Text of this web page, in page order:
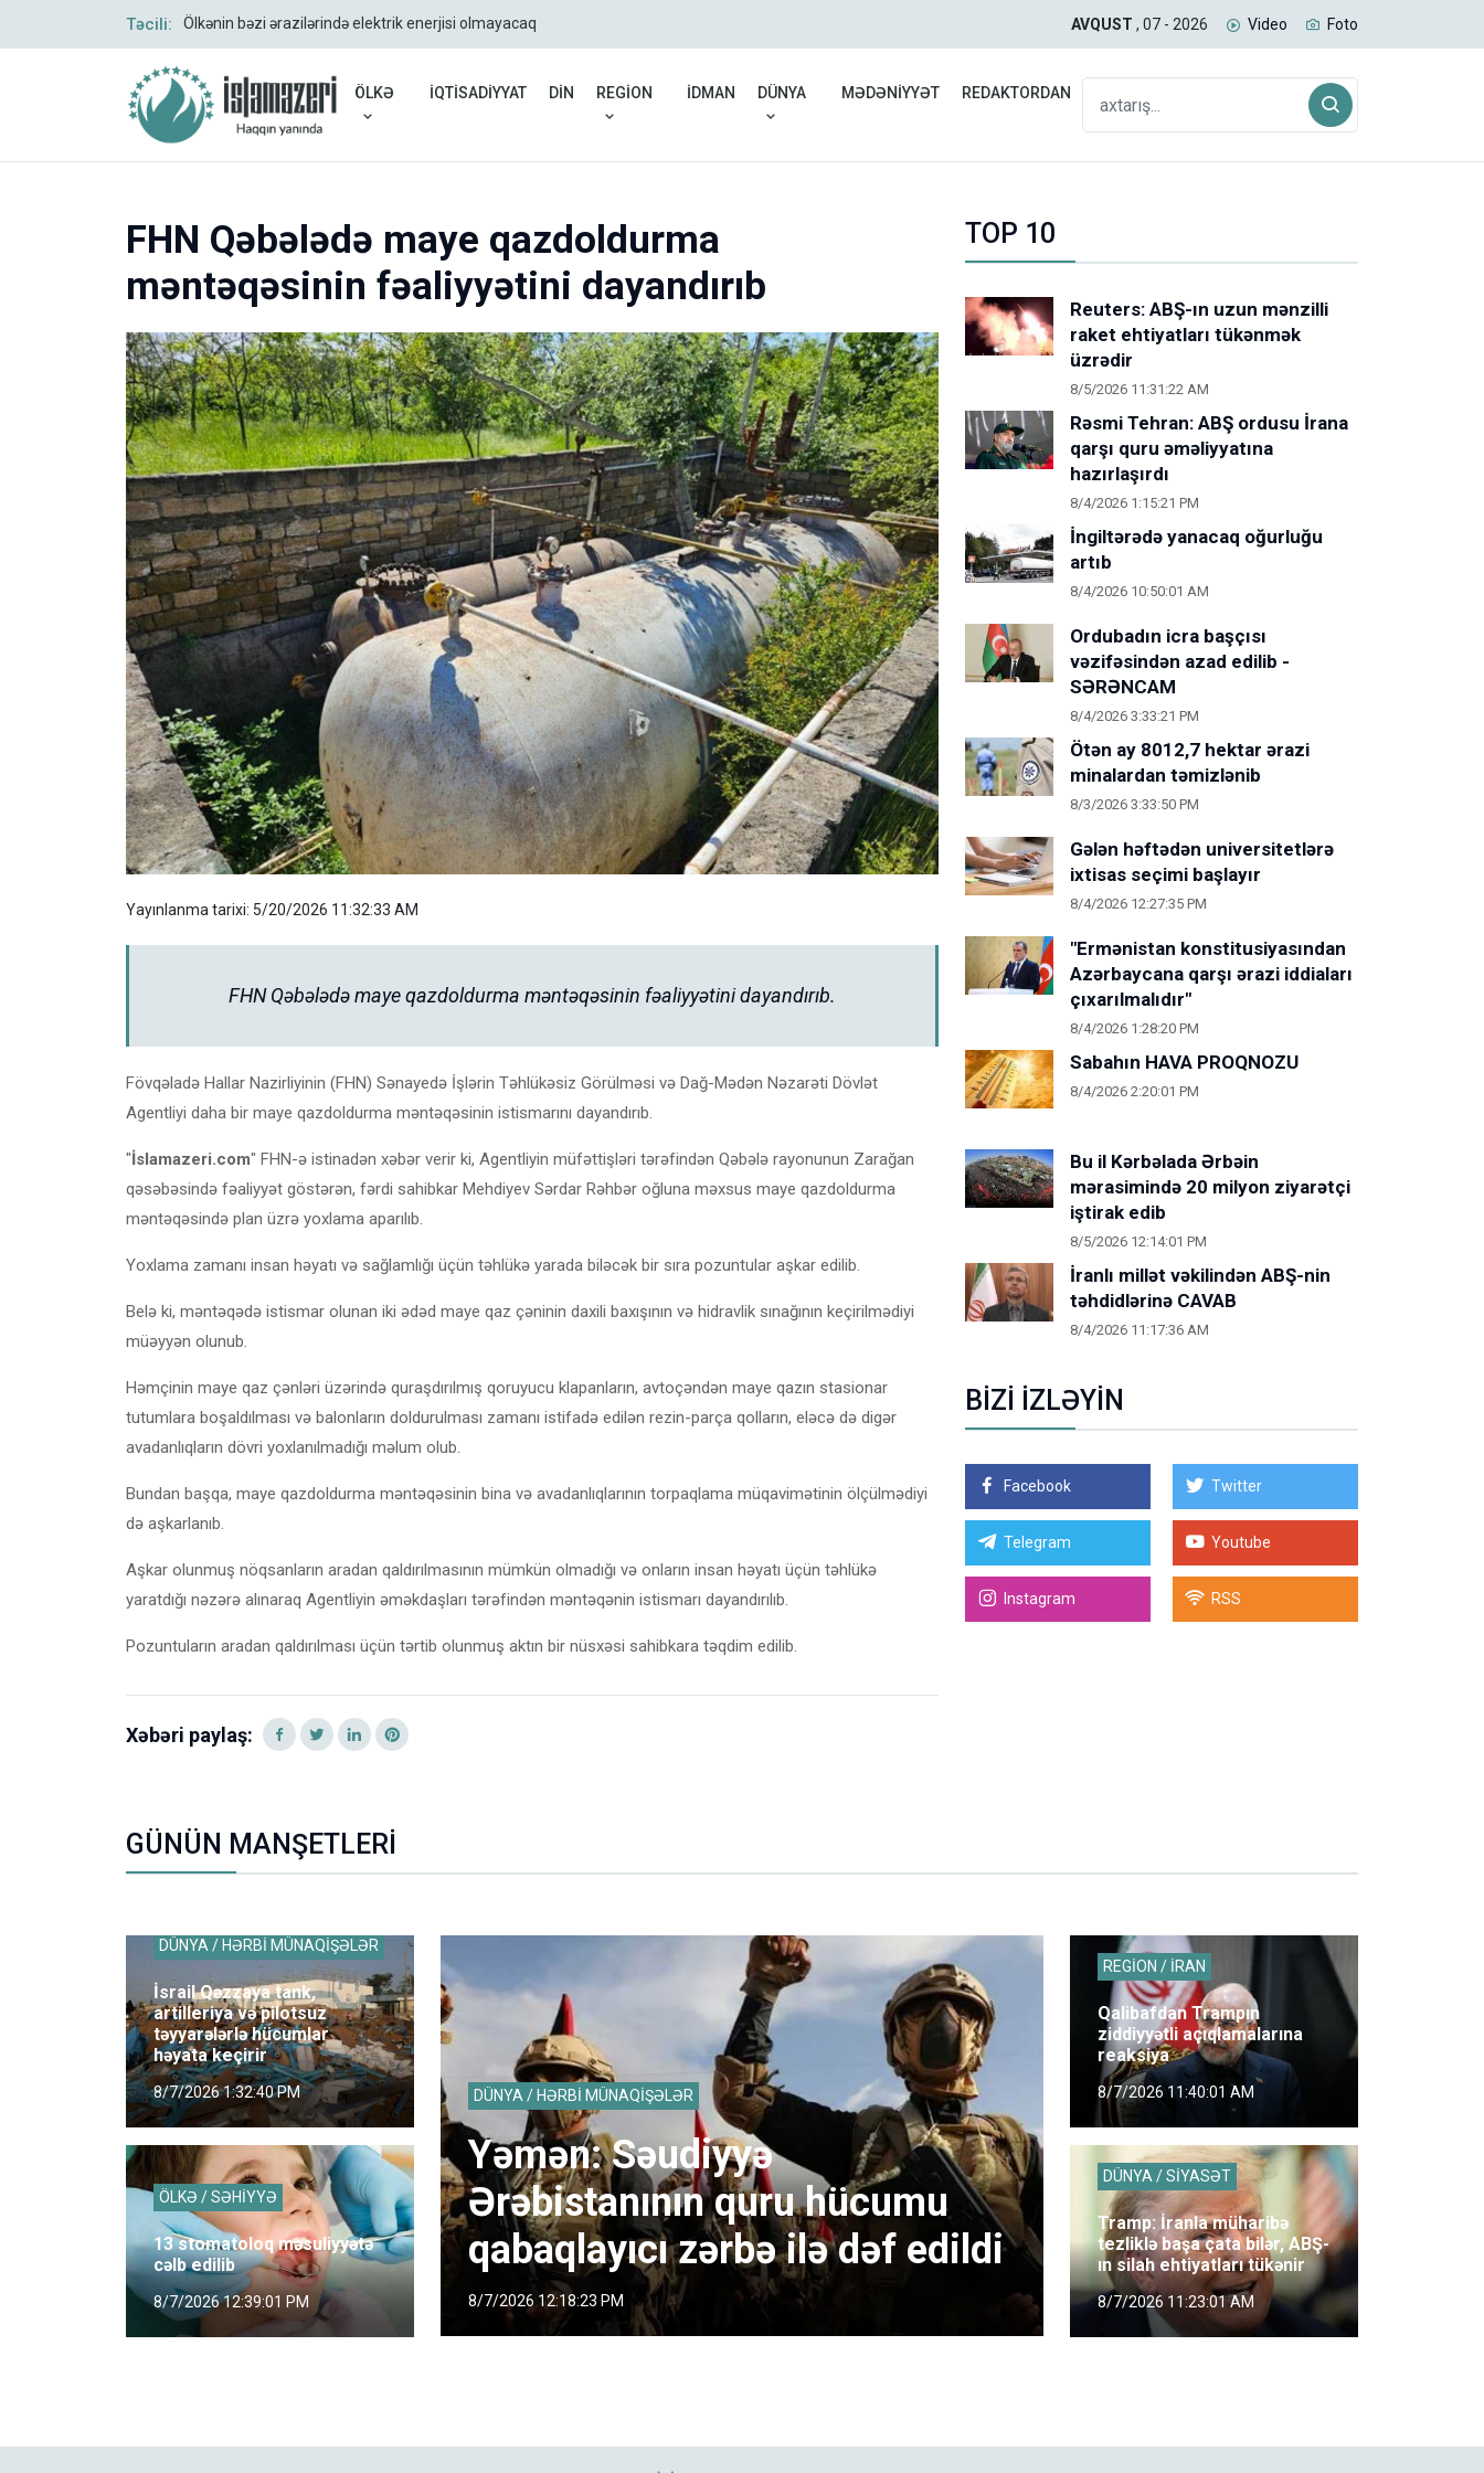
Təcili: Ölkənin bəzi ərazilərində elektrik enerjisi olmayacaq 13 stomatoloq məsuliyyətə cəlb edilibAVQUST , 07 - 2026 Video Foto
ÖLKƏ İQTİSADİYYAT DİN REGİON İDMAN DÜNYA MƏDƏNİYYƏT REDAKTORDAN
FHN Qəbələdə maye qazdoldurma
məntəqəsinin fəaliyyətini dayandırıb
Yayınlanma tarixi: 5/20/2026 11:32:33 AM
FHN Qəbələdə maye qazdoldurma məntəqəsinin fəaliyyətini dayandırıb.
Fövqəladə Hallar Nazirliyinin (FHN) Sənayedə İşlərin Təhlükəsiz Görülməsi və Dağ-Mədən Nəzarəti Dövlət
Agentliyi daha bir maye qazdoldurma məntəqəsinin istismarını dayandırıb.
"İslamazeri.com" FHN-ə istinadən xəbər verir ki, Agentliyin müfəttişləri tərəfindən Qəbələ rayonunun Zarağan
qəsəbəsində fəaliyyət göstərən, fərdi sahibkar Mehdiyev Sərdar Rəhbər oğluna məxsus maye qazdoldurma
məntəqəsində plan üzrə yoxlama aparılıb.
Yoxlama zamanı insan həyatı və sağlamlığı üçün təhlükə yarada biləcək bir sıra pozuntular aşkar edilib.
Belə ki, məntəqədə istismar olunan iki ədəd maye qaz çəninin daxili baxışının və hidravlik sınağının keçirilmədiyi
müəyyən olunub.
Həmçinin maye qaz çənləri üzərində quraşdırılmış qoruyucu klapanların, avtoçəndən maye qazın stasionar
tutumlara boşaldılması və balonların doldurulması zamanı istifadə edilən rezin-parça qolların, eləcə də digər
avadanlıqların dövri yoxlanılmadığı məlum olub.
Bundan başqa, maye qazdoldurma məntəqəsinin bina və avadanlıqlarının torpaqlama müqavimətinin ölçülmədiyi
də aşkarlanıb.
Aşkar olunmuş nöqsanların aradan qaldırılmasının mümkün olmadığı və onların insan həyatı üçün təhlükə
yaratdığı nəzərə alınaraq Agentliyin əməkdaşları tərəfindən məntəqənin istismarı dayandırılıb.
Pozuntuların aradan qaldırılması üçün tərtib olunmuş aktın bir nüsxəsi sahibkara təqdim edilib.
Xəbəri paylaş:
TOP 10
Reuters: ABŞ-ın uzun mənzilli
raket ehtiyatları tükənmək
üzrədir
8/5/2026 11:31:22 AM
Rəsmi Tehran: ABŞ ordusu İrana
qarşı quru əməliyyatına
hazırlaşırdı
8/4/2026 1:15:21 PM
İngiltərədə yanacaq oğurluğu
artıb
8/4/2026 10:50:01 AM
Ordubadın icra başçısı
vəzifəsindən azad edilib -
SƏRƏNCAM
8/4/2026 3:33:21 PM
Ötən ay 8012,7 hektar ərazi
minalardan təmizlənib
8/3/2026 3:33:50 PM
Gələn həftədən universitetlərə
ixtisas seçimi başlayır
8/4/2026 12:27:35 PM
"Ermənistan konstitusiyasından
Azərbaycana qarşı ərazi iddiaları
çıxarılmalıdır"
8/4/2026 1:28:20 PM
Sabahın HAVA PROQNOZU
8/4/2026 2:20:01 PM
Bu il Kərbəlada Ərbəin
mərasimində 20 milyon ziyarətçi
iştirak edib
8/5/2026 12:14:01 PM
İranlı millət vəkilindən ABŞ-nin
təhdidlərinə CAVAB
8/4/2026 11:17:36 AM
BİZİ İZLƏYİN
Facebook Twitter
Telegram Youtube
Instagram RSS
GÜNÜN MANŞETLERİ
DÜNYA / HƏRBİ MÜNAQİŞƏLƏR
İsrail Qəzzaya tank,
artilleriya və pilotsuz
təyyarələrlə hücumlar
həyata keçirir
8/7/2026 1:32:40 PM
ÖLKƏ / SƏHİYYƏ
13 stomatoloq məsuliyyətə
cəlb edilib
8/7/2026 12:39:01 PM
DÜNYA / HƏRBİ MÜNAQİŞƏLƏR
Yəmən: Səudiyyə
Ərəbistanının quru hücumu
qabaqlayıcı zərbə ilə dəf edildi
8/7/2026 12:18:23 PM
REGİON / İRAN
Qalibafdan Trampın
ziddiyyətli açıqlamalarına
reaksiya
8/7/2026 11:40:01 AM
DÜNYA / SİYASƏT
Tramp: İranla müharibə
tezliklə başa çata bilər, ABŞ-
ın silah ehtiyatları tükənir
8/7/2026 11:23:01 AM